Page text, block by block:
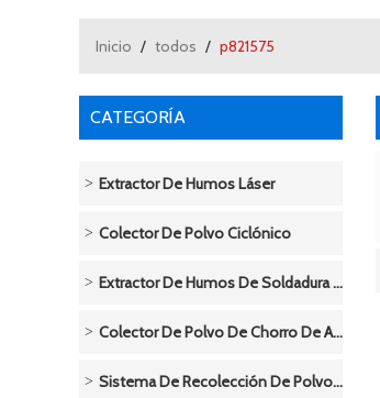
Inicio / todos / p821575
CATEGORÍA
Extractor De Humos Láser
Colector De Polvo Ciclónico
Extractor De Humos De Soldadura / Soldadura
Colector De Polvo De Chorro De Arena
Sistema De Recolección De Polvo De Metal
escaparate